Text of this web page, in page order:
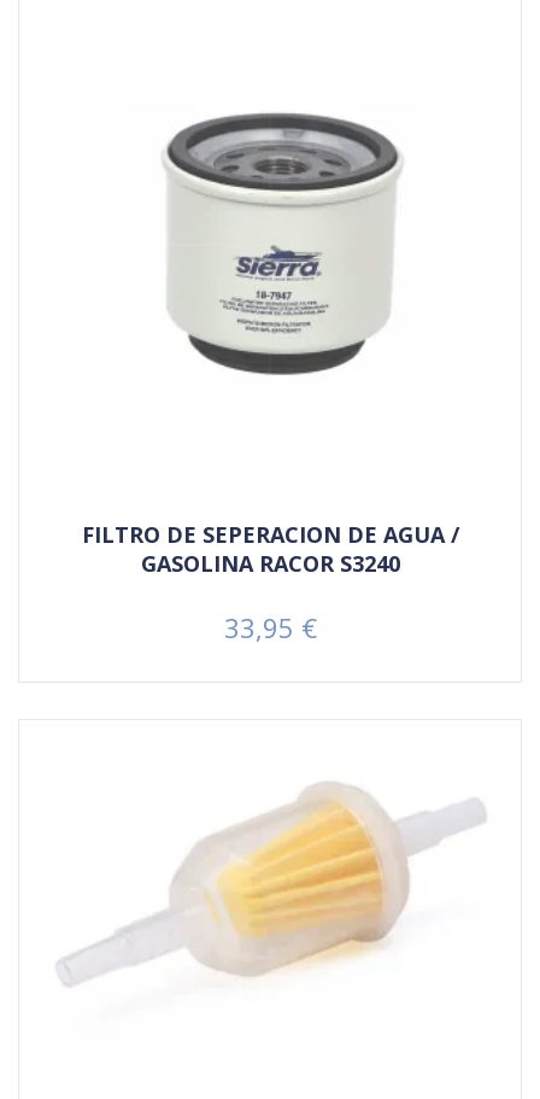
FILTRO DE SEPERACION DE AGUA /
GASOLINA RACOR S3240
Prezzo
33,95 €